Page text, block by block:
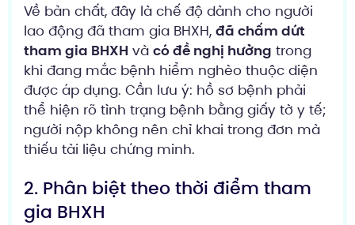
Về bản chất, đây là chế độ dành cho người
lao động đã tham gia BHXH, đã chấm dứt
tham gia BHXH và có đề nghị hưởng trong
khi đang mắc bệnh hiểm nghèo thuộc diện
được áp dụng. Cần lưu ý: hồ sơ bệnh phải
thể hiện rõ tình trạng bệnh bằng giấy tờ y tế;
người nộp không nên chỉ khai trong đơn mà
thiếu tài liệu chứng minh.
2. Phân biệt theo thời điểm tham
gia BHXH